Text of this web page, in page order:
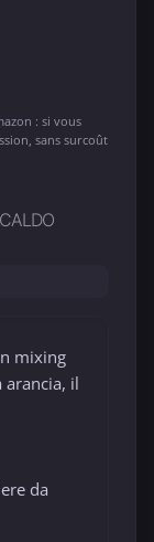
: si vous
sans surcoût
mixing
arancia, il
da